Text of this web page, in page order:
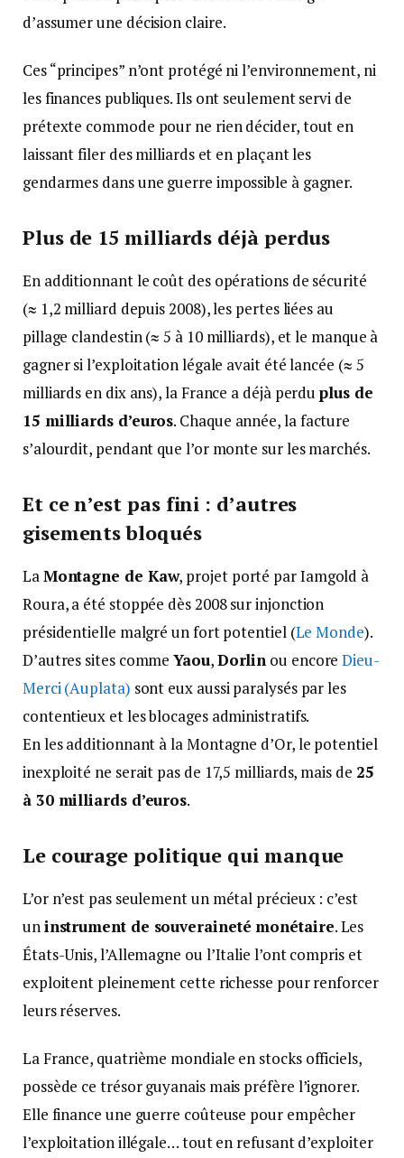
d’assumer une décision claire.
Ces “principes” n’ont protégé ni l’environnement, ni
les finances publiques. Ils ont seulement servi de
prétexte commode pour ne rien décider, tout en
laissant filer des milliards et en plaçant les
gendarmes dans une guerre impossible à gagner.
Plus de 15 milliards déjà perdus
En additionnant le coût des opérations de sécurité
(≈ 1,2 milliard depuis 2008), les pertes liées au
pillage clandestin (≈ 5 à 10 milliards), et le manque à
gagner si l’exploitation légale avait été lancée (≈ 5
milliards en dix ans), la France a déjà perduplus de
15 milliards d’euros. Chaque année, la facture
s’alourdit, pendant que l’or monte sur les marchés.
Et ce n’est pas fini : d’autres
gisements bloqués
LaMontagne de Kaw, projet porté par Iamgold à
Roura, a été stoppée dès 2008 sur injonction
présidentielle malgré un fort potentiel (Le Monde).
D’autres sites commeYaou,Dorlin ou encoreDieu-
Merci (Auplata) sont eux aussi paralysés par les
contentieux et les blocages administratifs.
En les additionnant à la Montagne d’Or, le potentiel
inexploité ne serait pas de 17,5 milliards, mais de 25
à 30 milliards d’euros.
Le courage politique qui manque
L’or n’est pas seulement un métal précieux : c’est
uninstrument de souveraineté monétaire. Les
États-Unis, l’Allemagne ou l’Italie l’ont compris et
exploitent pleinement cette richesse pour renforcer
leurs réserves.
La France, quatrième mondiale en stocks officiels,
possède ce trésor guyanais mais préfère l’ignorer.
Elle finance une guerre coûteuse pour empêcher
l’exploitation illégale… tout en refusant d’exploiter